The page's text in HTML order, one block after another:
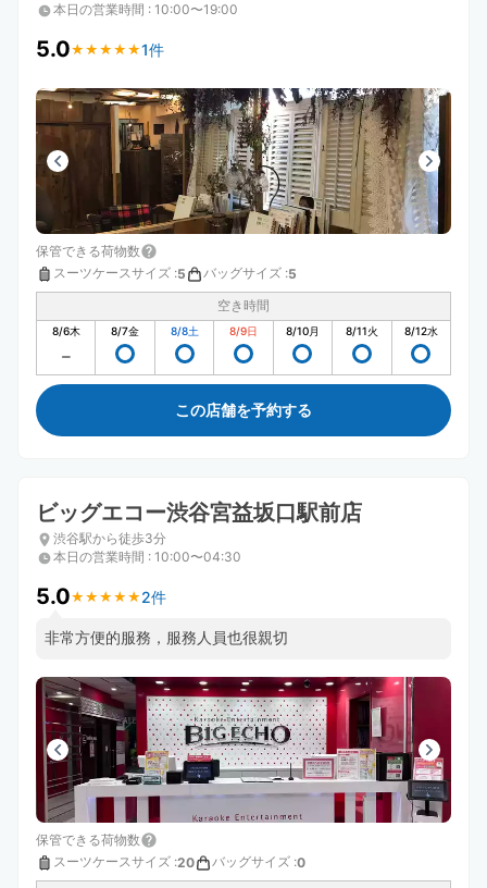
本日の営業時間 : 10:00〜19:00
5.0★ ★ ★ ★ ★
★ ★ ★ ★ ★1件
保管できる荷物数
スーツケースサイズ :5 バッグサイズ :5
空き時間
8/6木 8/7金 8/8土 8/9日 8/10月 8/11火 8/12水
この店舗を予約する
ビッグエコー渋谷宮益坂口駅前店
渋谷駅から徒歩3分
本日の営業時間 : 10:00〜04:30
5.0★ ★ ★ ★ ★
★ ★ ★ ★ ★ 2件
非常方便的服務，服務人員也很親切
保管できる荷物数
スーツケースサイズ :20 バッグサイズ :0